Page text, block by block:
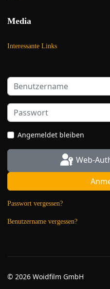
Media
Interessante Links
Benutzername
Passwort
Angemeldet bleiben
Web-
Passwort vergessen?
Benutzername vergessen?
© 2026 Woidfilm GmbH